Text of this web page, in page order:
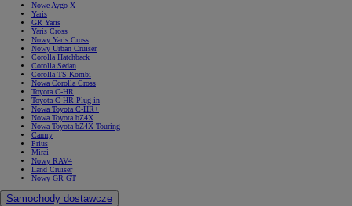
Nowe Aygo X
Yaris
GR Yaris
Yaris Cross
Nowy Yaris Cross
Nowy Urban Cruiser
Corolla Hatchback
Corolla Sedan
Corolla TS Kombi
Nowa Corolla Cross
Toyota C-HR
Toyota C-HR Plug-in
Nowa Toyota C-HR+
Nowa Toyota bZ4X
Nowa Toyota bZ4X Touring
Camry
Prius
Mirai
Nowy RAV4
Land Cruiser
Nowy GR GT
Samochody dostawcze